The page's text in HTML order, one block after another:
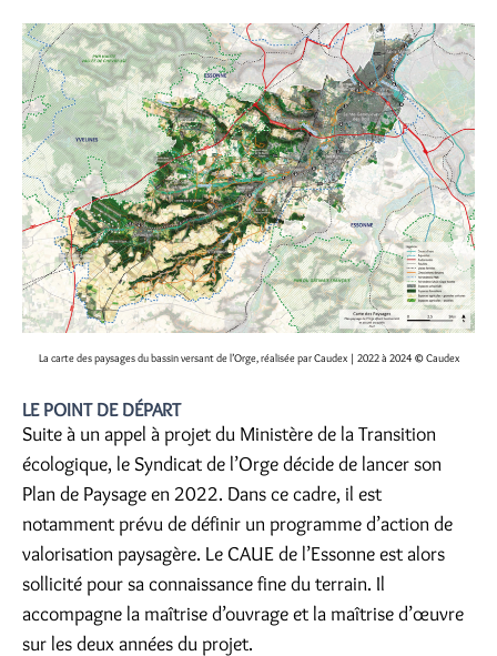
La carte des paysages du bassin versant de l’Orge, réalisée par Caudex | 2022 à 2024 © Caudex
LE POINT DE DÉPART
Suite à un appel à projet du Ministère de la Transition
écologique, le Syndicat de l’Orge décide de lancer son
Plan de Paysage en 2022. Dans ce cadre, il est
notamment prévu de définir un programme d’action de
valorisation paysagère. Le CAUE de l’Essonne est alors
sollicité pour sa connaissance fine du terrain. Il
accompagne la maîtrise d’ouvrage et la maîtrise d’œuvre
sur les deux années du projet.